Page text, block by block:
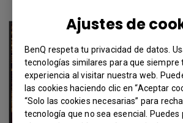
Ajustes de
BenQ respeta tu privacidad de datos.
tecnologías similares para que siempre
experiencia al visitar nuestra web.
las cookies haciendo clic en “Aceptar
“Solo las cookies necesarias” para
tecnología que no sea esencial.